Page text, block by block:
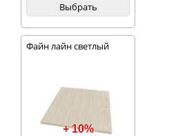
Выбрать
Файн лайн светлый
+ 10%